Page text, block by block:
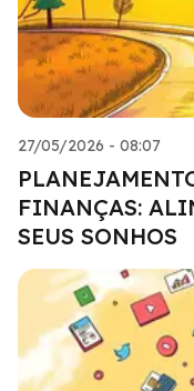
27/05/2026 - 08:07
FINANÇAS:
SEUS SONHOS